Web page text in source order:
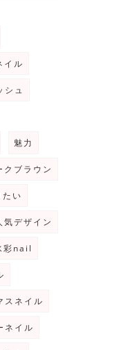
イル
シュ
魅力
クブラウン
い
気デザイン
彩nail
スネイル
ネイル